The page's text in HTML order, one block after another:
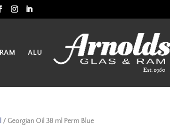
RAM ALU
/ Georgian Oil 38 ml Perm Blue